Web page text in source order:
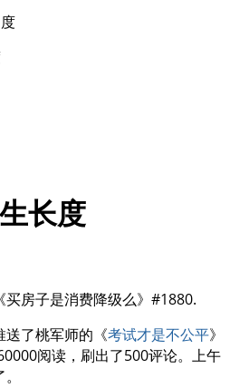
长度
房子是消费降级么》#1880.
送了桃军师的《考试才是不公平》
阅读，刷出了500评论。上午